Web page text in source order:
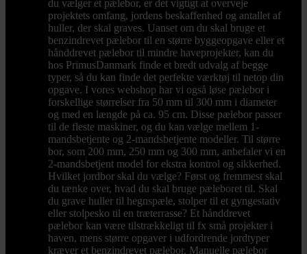
du vælger et pælebor, er det vigtigt at overveje
projektets omfang, jordens beskaffenhed og antallet af
huller, der skal graves. Uanset om du skal bruge et
benzindrevet pælebor til en større byggeopgave eller et
hånddrevet pælebor til mindre haveprojekter, kan du
hos PrimusDanmark finde et bredt udvalg af begge
typer, så du kan finde det perfekte værktøj til netop din
opgave. I vores webshop har vi også løse pælebor i
forskellige størrelser fra 50 mm til 300 mm i diameter
og med en længde på ca. 95 cm. Disse pælebor passer
til de fleste maskiner, og du kan vælge mellem 1-
mandsbetjente og 2-mandsbetjente modeller. Til større
bor, som 200 mm, 250 mm og 300 mm, anbefaler vi en
2-mandsbetjent model for ekstra kontrol og sikkerhed.
Hvilket jordbor skal du vælge? Først og fremmest skal
du tænke over, hvad du skal bruge pæleboret til. Skal
du grave huller til hegnspæle, stolper til et gyngestativ
eller stolpesko til en træterrasse? Et hånddrevet
pælebor kan være tilstrækkeligt til fx små projekter i
haven, mens større opgaver i udfordrende jordtyper
kræver et benzindrevet pælebor. Manuelle pælebor